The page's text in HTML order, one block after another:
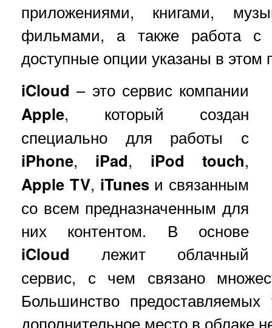
приложениями, книгами,
фильмами, а также работа с
доступные опции указаны в этом
iCloud – это сервис компании
Apple, который создан
специально для работы с
iPhone, iPad, iPod touch,
Apple TV, iTunesи связанным
со всем предназначенным для
них контентом. В основе
iCloud лежит облачный
сервис, с чем связано
Большинство
дополнительное место в облаке